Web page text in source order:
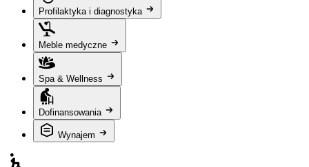
Profilaktyka i diagnostyka
Meble medyczne
Spa & Wellness
Dofinansowania
Wynajem